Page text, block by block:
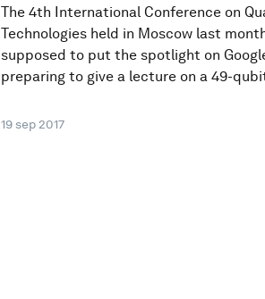
The 4th International Conference on
Technologies held in Moscow last
supposed to put the spotlight on
preparing to give a lecture on a 49-
19 sep 2017